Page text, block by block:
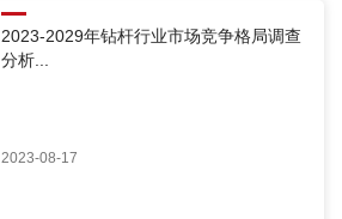
2023-2029年钻杆行业市场竞争格局调查
分析...
2023-08-17